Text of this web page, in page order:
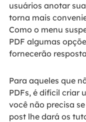
usuários anotar
torna mais
Como o menu
PDF algumas
fornecerão
Para aqueles que
PDFs, é difícil criar
você não precisa
post lhe dará os